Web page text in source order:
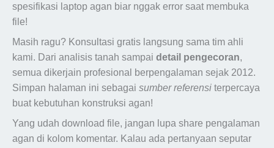
spesifikasi laptop agan biar nggak error saat membuka
file!
Masih ragu? Konsultasi gratis langsung sama tim ahli
kami. Dari analisis tanah sampai detail pengecoran,
semua dikerjain profesional berpengalaman sejak 2012.
Simpan halaman ini sebagai sumber referensi terpercaya
buat kebutuhan konstruksi agan!
Yang udah download file, jangan lupa share pengalaman
agan di kolom komentar. Kalau ada pertanyaan seputar